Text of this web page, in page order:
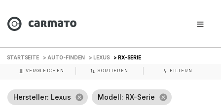
STARTSEITE > AUTO-FINDEN > LEXUS > RX-SERIE
VERGLEICHEN SORTIEREN FILTERN
Hersteller: Lexus cancel Modell: RX-Serie cancel